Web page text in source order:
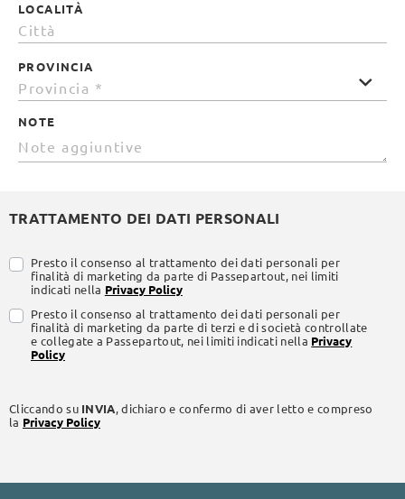
LOCALITÀ
PROVINCIA
NOTE
TRATTAMENTO DEI DATI PERSONALI
Presto il consenso al trattamento dei dati personali per
finalità di marketing da parte di Passepartout, nei limiti
indicati nella Privacy Policy
Presto il consenso al trattamento dei dati personali per
finalità di marketing da parte di terzi e di società controllate
e collegate a Passepartout, nei limiti indicati nella Privacy
Policy
Cliccando su INVIA, dichiaro e confermo di aver letto e compreso
la Privacy Policy